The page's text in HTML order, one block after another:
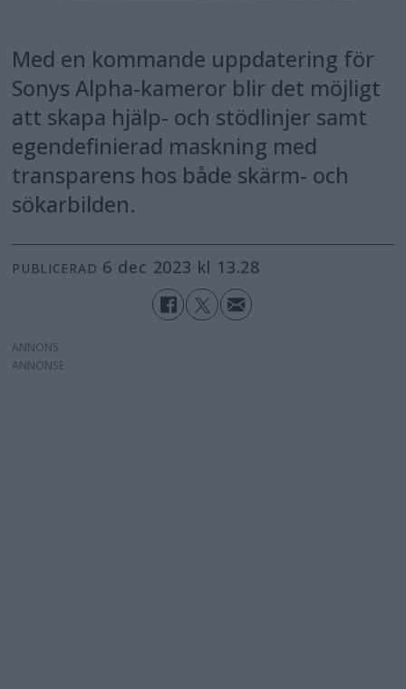
Med en kommande uppdatering för
Sonys Alpha-kameror blir det möjligt
att skapa hjälp- och stödlinjer samt
egendefinierad maskning med
transparens hos både skärm- och
sökarbilden.
PUBLICERAD 6 dec 2023 kl 13.28
ANNONS